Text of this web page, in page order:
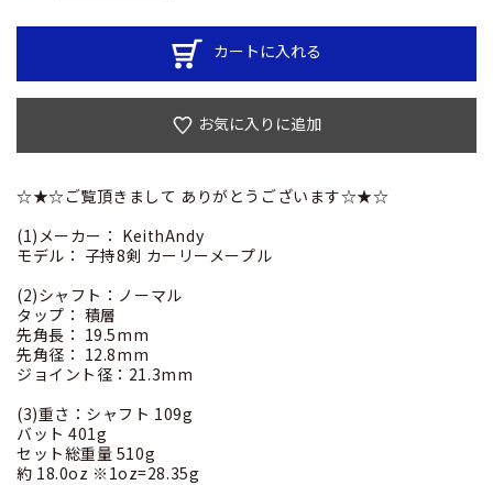
カートに入れる
お気に入りに追加
☆★☆ご覧頂きまして ありがとうございます☆★☆
(1)メーカー： KeithAndy
モデル： 子持8剣 カーリーメープル
(2)シャフト：ノーマル
タップ： 積層
先角長： 19.5mm
先角径： 12.8mm
ジョイント径：21.3mm
(3)重さ：シャフト 109g
バット 401g
セット総重量 510g
約 18.0oz ※1oz=28.35g